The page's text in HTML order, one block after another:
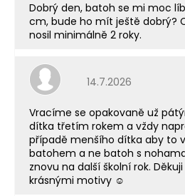
Dobrý den, batoh se mi moc
cm, bude ho mít ještě dobrý?
nosil minimálně 2 roky.
Hodnocení
14.7.2026
Vracíme se opakovaně už
dítka třetím rokem a vždy
případě menšího dítka aby to
batohem a ne batoh s
znovu na další školní rok.
krásnými motivy ☺️